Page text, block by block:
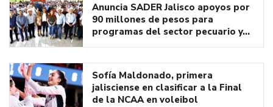
Anuncia SADER Jalisco apoyos por
90 millones de pesos para
programas del sector pecuario y…
Sofía Maldonado, primera
jalisciense en clasificar a la Final
de la NCAA en voleibol